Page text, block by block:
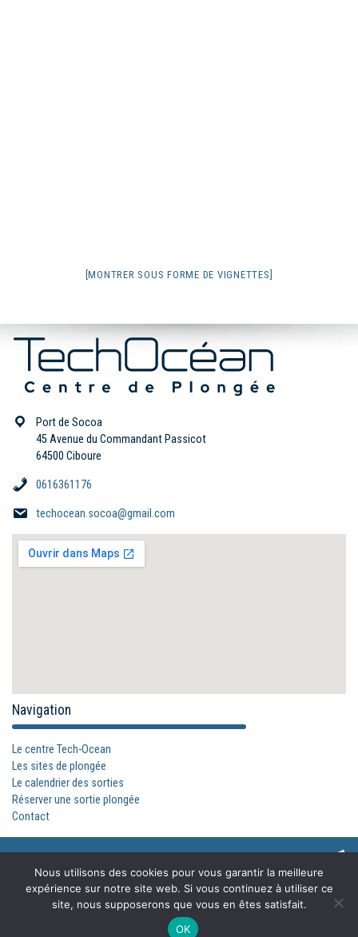
[MONTRER SOUS FORME DE VIGNETTES]
Port de Socoa
45 Avenue du Commandant Passicot
64500 Ciboure
0616361176
techocean.socoa@gmail.com
Navigation
Le centre Tech-Ocean
Les sites de plongée
Le calendrier des sorties
Réserver une sortie plongée
Contact
Nous utilisons des cookies pour vous garantir la meilleure
expérience sur notre site web. Si vous continuez à utiliser ce
site, nous supposerons que vous en êtes satisfait.
OK